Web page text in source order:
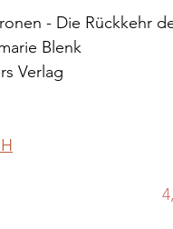
- Die Rückkehr
Blenk
Verlag